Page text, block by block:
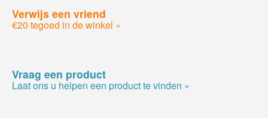
Verwijs een vriend
€20 tegoed in de winkel »
Vraag een product
Laat ons u helpen een product te vinden »